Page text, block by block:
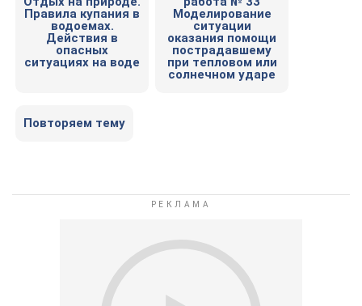
Правила купания в
водоемах.
Действия в
опасных
ситуациях на воде
Моделирование
ситуации
оказания помощи
пострадавшему
при тепловом или
солнечном ударе
Повторяем тему